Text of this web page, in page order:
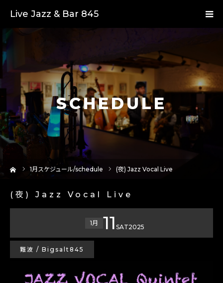
Live Jazz & Bar 845
SCHEDULE
1月スケジュール/schedule (夜) Jazz Vocal Live
(夜) Jazz Vocal Live
1月 11 SAT2025
難波 / Bigsalt845